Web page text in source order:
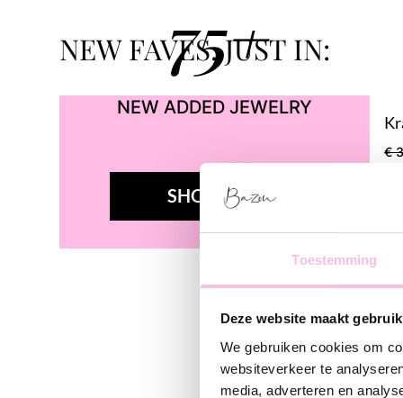
Toestemming
Deze website maakt
We gebruiken cookies om
websiteverkeer te
media, adverteren en
NEW FAVES, JUST IN:
75+
NEW ADDED JEWELRY
SHOP NEW
€